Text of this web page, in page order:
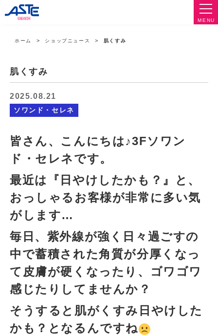
MENU
ホーム ショップニュース 肌くすみ
肌くすみ
2025.08.21
ソワンド・セレネ
皆さん、こんにちは♪3Fソワン
ド・セレネです。
最近は『日やけしたかも？』と、
おっしゃるお客様が非常に多い気
がします…
毎日、紫外線が強く日々過ごすの
中で蓄積された角質が分厚くなっ
て皮膚が硬くなったり、ゴワゴワ
感じたりしてませんか？
そうすると肌がくすみ日やけした
かも？となるんですね